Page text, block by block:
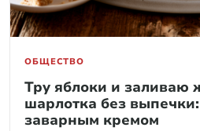
ОБЩЕСТВО
Тру яблоки и заливаю
шарлотка без
заварным кремом